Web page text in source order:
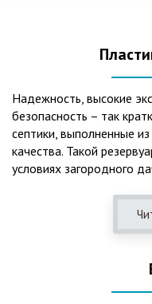
Надежность, высокие
безопасность – так
септики, выполненные
качества. Такой
условиях загородного
механическая и
Главная причина